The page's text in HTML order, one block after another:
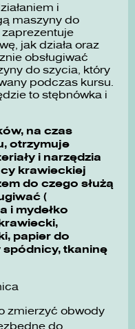
i
maszyny do
jak działa oraz
obsługiwać
do szycia, który
podczas kursu.
to stębnówka i
na czas
otrzymuje
i narzędzia
krawieckiej
do czego służą
(
i mydełko
papier do
tkaninę
zmierzyć obwody
do